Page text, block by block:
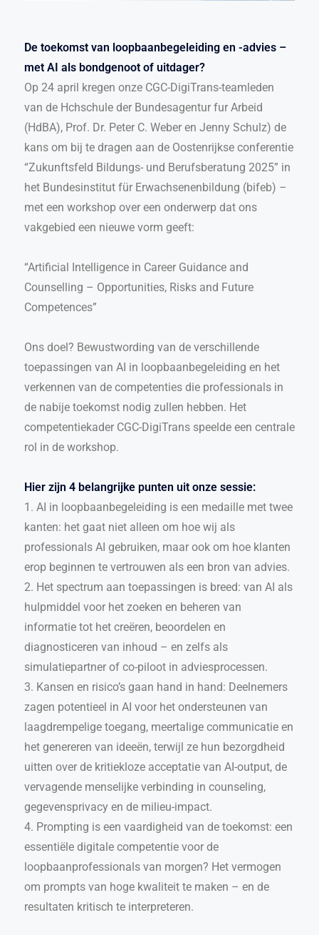
De toekomst van loopbaanbegeleiding en -advies –
met AI als bondgenoot of uitdager?
Op 24 april kregen onze CGC-DigiTrans-teamleden
van de Hchschule der Bundesagentur fur Arbeid
(HdBA), Prof. Dr. Peter C. Weber en Jenny Schulz) de
kans om bij te dragen aan de Oostenrijkse conferentie
“Zukunftsfeld Bildungs- und Berufsberatung 2025” in
het Bundesinstitut für Erwachsenenbildung (bifeb) –
met een workshop over een onderwerp dat ons
vakgebied een nieuwe vorm geeft:
“Artificial Intelligence in Career Guidance and
Counselling – Opportunities, Risks and Future
Competences”
Ons doel? Bewustwording van de verschillende
toepassingen van AI in loopbaanbegeleiding en het
verkennen van de competenties die professionals in
de nabije toekomst nodig zullen hebben. Het
competentiekader CGC-DigiTrans speelde een centrale
rol in de workshop.
Hier zijn 4 belangrijke punten uit onze sessie:
1. AI in loopbaanbegeleiding is een medaille met twee
kanten: het gaat niet alleen om hoe wij als
professionals AI gebruiken, maar ook om hoe klanten
erop beginnen te vertrouwen als een bron van advies.
2. Het spectrum aan toepassingen is breed: van AI als
hulpmiddel voor het zoeken en beheren van
informatie tot het creëren, beoordelen en
diagnosticeren van inhoud – en zelfs als
simulatiepartner of co-piloot in adviesprocessen.
3. Kansen en risico’s gaan hand in hand: Deelnemers
zagen potentieel in AI voor het ondersteunen van
laagdrempelige toegang, meertalige communicatie en
het genereren van ideeën, terwijl ze hun bezorgdheid
uitten over de kritiekloze acceptatie van AI-output, de
vervagende menselijke verbinding in counseling,
gegevensprivacy en de milieu-impact.
4. Prompting is een vaardigheid van de toekomst: een
essentiële digitale competentie voor de
loopbaanprofessionals van morgen? Het vermogen
om prompts van hoge kwaliteit te maken – en de
resultaten kritisch te interpreteren.